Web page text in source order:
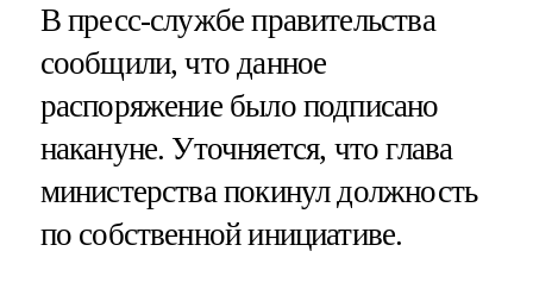
В пресс-службе правительства
сообщили, что данное
распоряжение было подписано
накануне. Уточняется, что глава
министерства покинул должность
по собственной инициативе.